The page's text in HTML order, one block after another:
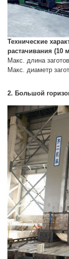
Технические
растачивания (10
Макс. длина
Макс. диаметр
2. Большой